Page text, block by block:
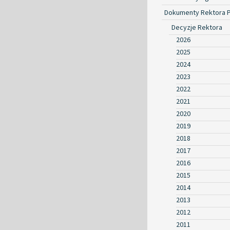
Dokumenty Rektora
Decyzje Rektora
2026
2025
2024
2023
2022
2021
2020
2019
2018
2017
2016
2015
2014
2013
2012
2011